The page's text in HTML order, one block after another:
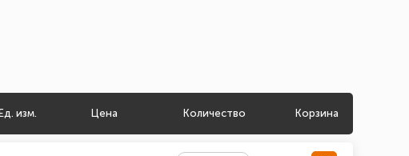
Ед. изм. Цена Количество Корзина